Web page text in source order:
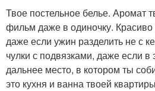
Твое постельное белье. Аромат
фильм даже в одиночку.
даже если ужин разделить не с
чулки с подвязками, даже если
дальнее место, в котором ты
это кухня и ванна твоей